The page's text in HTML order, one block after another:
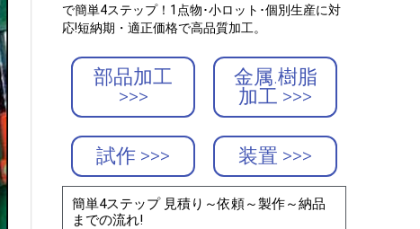
で簡単4ステップ！1点物･小ロット･個別生産に対
応!短納期・適正価格で高品質加工。
部品加工
>>>
金属.樹脂
加工 >>>
試作 >>> 装置 >>>
簡単4ステップ 見積り～依頼～製作～納品
までの流れ!